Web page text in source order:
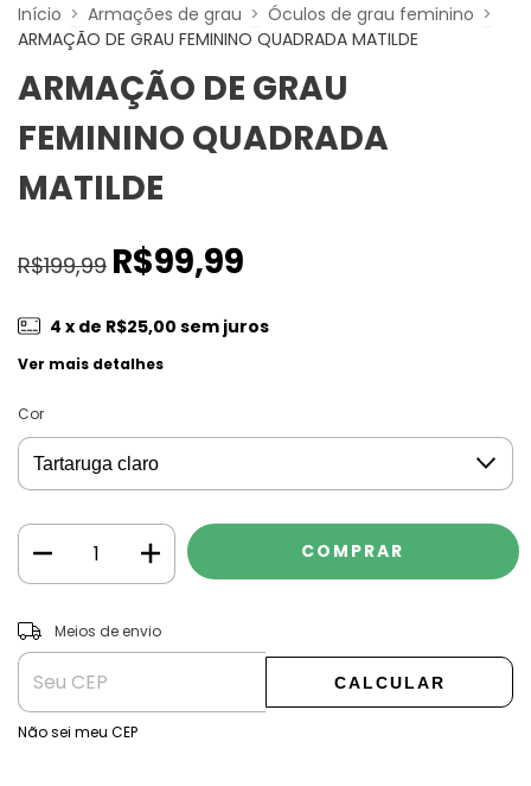
Início > Armações de grau > Óculos de grau feminino >
ARMAÇÃO DE GRAU FEMININO QUADRADA MATILDE
ARMAÇÃO DE GRAU
FEMININO QUADRADA
MATILDE
R$199,99 R$99,99
4 x de R$25,00 sem juros
Ver mais detalhes
Cor
Entregas para o CEP:
Meios de envio
CALCULAR
Não sei meu CEP